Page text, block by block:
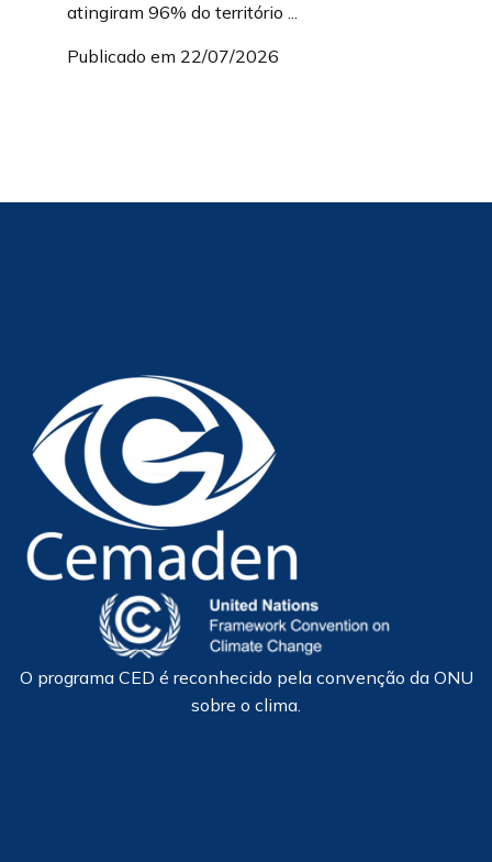
atingiram 96% do território ...
Publicado em 22/07/2026
O programa CED é reconhecido pela convenção da ONU
sobre o clima.